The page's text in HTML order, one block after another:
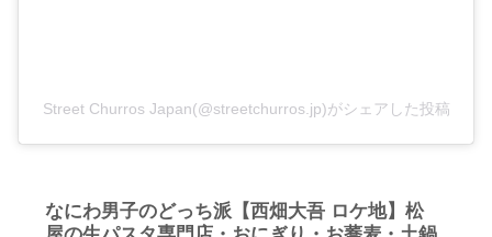
Street Churros Japan(@streetchurros.jp)がシェアした投稿
なにわ男子のどっち派【西畑大吾 ロケ地】松